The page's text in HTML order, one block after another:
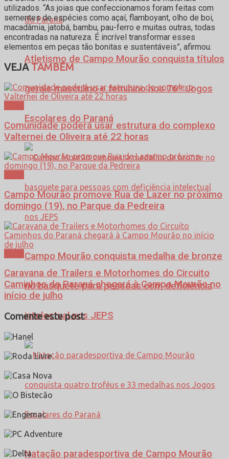
Atletismo de Campo Mourão conquista títulos
gerais masculino e feminino nos 76º Jogos
Escolares do Paraná
Campo Mourão conquista medalha de bronze
no basquete para pessoas com deficiência
intelectual nos JEPS
Natação paradesportiva de Campo Mourão
utilizados. “As joias que confeccionamos foram feitas com
sementes de espécies como açaí, flamboyant, olho de boi,
macadâmia, jatobá, bambu, pau-ferro e muitas outras, todas
encontradas na natureza. É incrível transformar esses
elementos em peças tão bonitas e sustentáveis”, afirmou.
VEJATAMBÉM
Comunidade poderá usar estrutura do complexo
Valternei de Oliveira até 22 horas
Campo Mourão promove Rua de Lazer no próximo
domingo (19), no Parque da Pedreira
Caravana de Trailers e Motorhomes do Circuito
Caminhos do Paraná chegará à Campo Mourão no
início de julho
Comente este post